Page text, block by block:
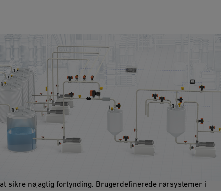
Dosering / fortynding
At fortynde kemikalier med præcision kræver specialiserede
at sikre nøjagtig fortynding. Brugerdefinerede rørsystemer i